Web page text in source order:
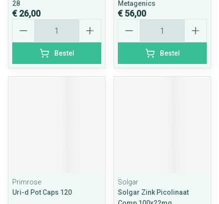
28
€ 26,00
Bestel
Metagenics
€ 56,00
Bestel
Primrose
Uri-d Pot Caps 120
Solgar
Solgar Zink Picolinaat